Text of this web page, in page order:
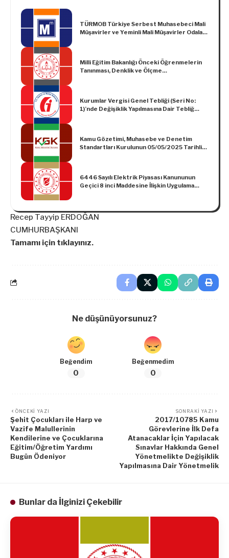
TÜRMOB Türkiye Serbest Muhasebeci Mali
Müşavirler ve Yeminli Mali Müşavirler Odaları
Milli Eğitim Bakanlığı Önceki Öğrenmelerin
Tanınması, Denklik ve Ölçme
Kurumlar Vergisi Genel Tebliği (Seri No:
1)’nde Değişiklik Yapılmasına Dair Tebliğ
Kamu Gözetimi, Muhasebe ve Denetim
Standartları Kurulunun 05/05/2025 Tarihli
6446 Sayılı Elektrik Piyasası Kanununun
Geçici 8 inci Maddesine İlişkin Uygulama
Recep Tayyip ERDOĞAN
CUMHURBAŞKANI
Tamamı için tıklayınız.
Ne düşünüyorsunuz?
Beğendim
0
Beğenmedim
0
ÖNCEKI YAZI
Şehit Çocukları ile Harp ve
Vazife Malullerinin
Kendilerine ve Çocuklarına
Eğitim/Öğretim Yardımı
Bugün Ödeniyor
SONRAKI YAZI
2017/10785 Kamu
Görevlerine İlk Defa
Atanacaklar İçin Yapılacak
Sınavlar Hakkında Genel
Yönetmelikte Değişiklik
Yapılmasına Dair Yönetmelik
Bunlar da İlginizi Çekebilir